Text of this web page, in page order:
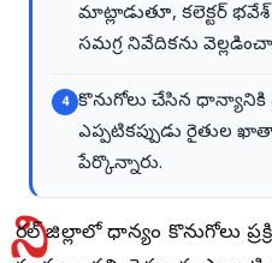
మాట్లాడుతూ, కలెక్టర్
సమగ్ర నివేదికను
4
కొనుగోలు చేసిన ధాన్యానికి
ఎప్పటికప్పుడు రైతుల
పేర్కొన్నారు.
ర్మల్ జిల్లాలో ధాన్యం కొనుగోలు